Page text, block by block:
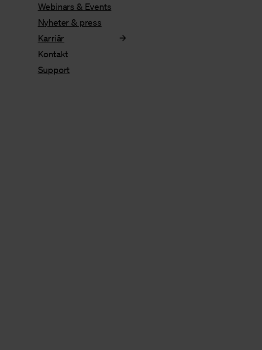
Webinars & Events
Nyheter & press
Karriär
Kontakt
Support